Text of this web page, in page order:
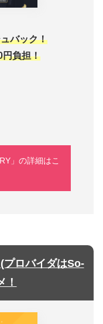
バック！
円負担！
」の詳細はこ
プロバイダはSo-
！